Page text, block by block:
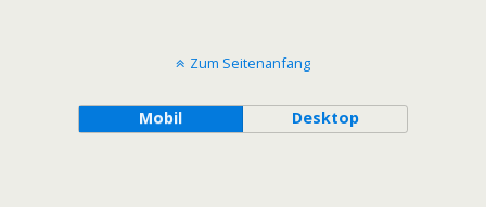
Zum Seitenanfang
Mobil Desktop